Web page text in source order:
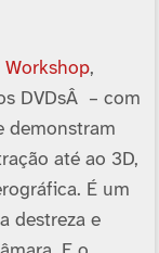
Workshop,
DVDsÂ – com
demonstram
até ao 3D,
É um
destreza e